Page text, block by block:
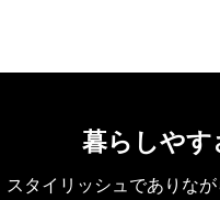
暮らしやす
スタイリッシュでありな